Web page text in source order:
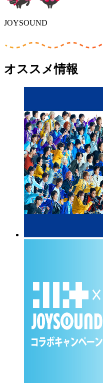
JOYSOUND
オススメ情報